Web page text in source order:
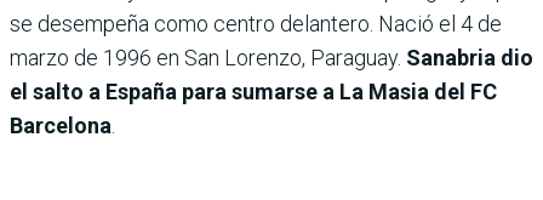
se desempeña como centro delantero. Nació el 4 de
marzo de 1996 en San Lorenzo, Paraguay. Sanabria dio
el salto a España para sumarse a La Masia del FC
Barcelona.